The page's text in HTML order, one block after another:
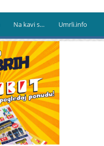
Na kavi s… Umrli.info